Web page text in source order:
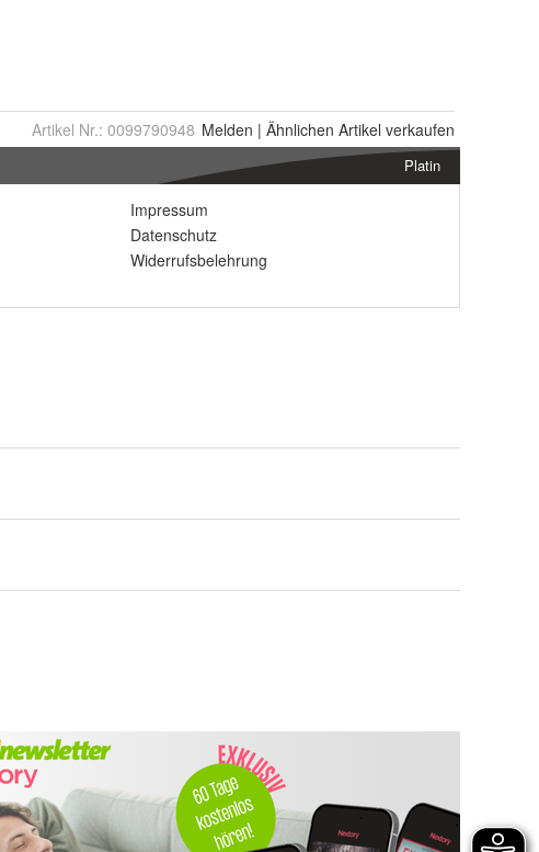
Artikel Nr.: 0099790948 Melden | Ähnlichen Artikel verkaufen
Platin
Impressum
Datenschutz
Widerrufsbelehrung